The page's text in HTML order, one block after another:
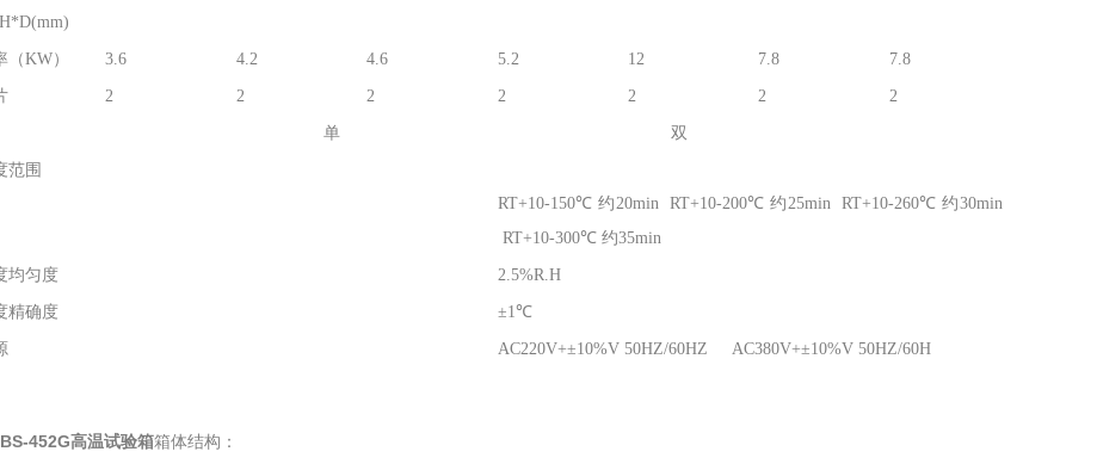
（KW） 3.6 4.2 4.6 5.2 12 7.8 7.8
2 2 2 2 2 2 2
单 双
范围
RT+10-150℃ 约20min RT+10-200℃ 约25min RT+10-260℃ 约30min
RT+10-300℃ 约35min
均匀度 2.5%R.H
精确度 ±1℃
AC220V+±10%V 50HZ/60HZ AC380V+±10%V 50HZ/60H
BS-452G高温试验箱箱体结构：